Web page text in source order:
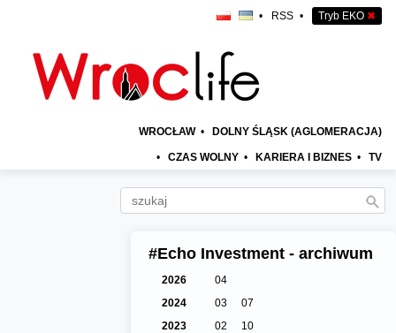
• RSS • Tryb EKO ✖
WROCŁAW • DOLNY ŚLĄSK (AGLOMERACJA)
• CZAS WOLNY • KARIERA I BIZNES • TV
#Echo Investment - archiwum
2026
04
2024
03
07
2023
02
10